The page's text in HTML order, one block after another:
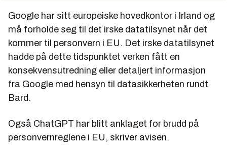
Google har sitt europeiske hovedkontor i Irland og
må forholde seg til det irske datatilsynet når det
kommer til personvern i EU. Det irske datatilsynet
hadde på dette tidspunktet verken fått en
konsekvensutredning eller detaljert informasjon
fra Google med hensyn til datasikkerheten rundt
Bard.
Også ChatGPT har blitt anklaget for brudd på
personvernreglene i EU, skriver avisen.